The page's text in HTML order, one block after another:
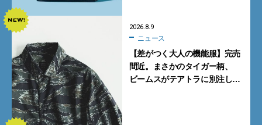
2026.8.9
ニュース
【差がつく大人の機能服】完売
間近。まさかのタイガー柄、
ビームスがテアトラに別注した